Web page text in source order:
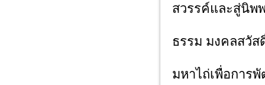
สวรรค์และสู่นิพ
ธรรม มงคลสวัส
มหาไถ่เพื่อการ